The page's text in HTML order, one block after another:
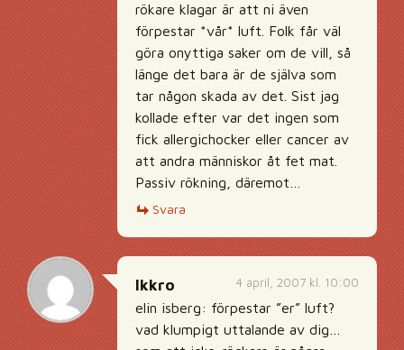
rökare klagar är att ni även
förpestar *vår* luft. Folk får väl
göra onyttiga saker om de vill, så
länge det bara är de själva som
tar någon skada av det. Sist jag
kollade efter var det ingen som
fick allergichocker eller cancer av
att andra människor åt fet mat.
Passiv rökning, däremot…
Svara
4 april, 2007 kl. 10:00
lkkro
elin isberg: förpestar ”er” luft?
vad klumpigt uttalande av dig…